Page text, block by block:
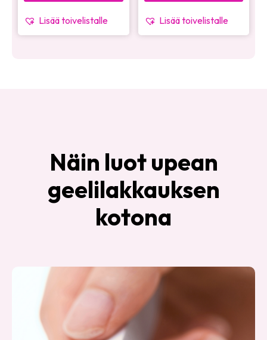
Lisää toivelistalle Lisää toivelistalle
Näin luot upean
geelilakkauksen
kotona